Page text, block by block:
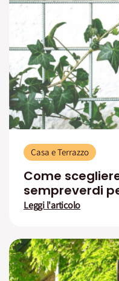
Casa e Terrazzo
Come
sempreverdi
Leggi l'articolo